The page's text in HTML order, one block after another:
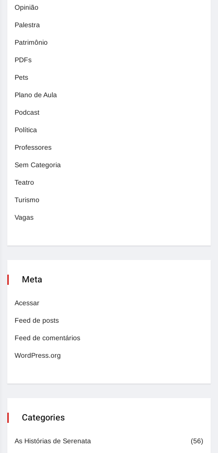
Opinião
Palestra
Patrimônio
PDFs
Pets
Plano de Aula
Podcast
Política
Professores
Sem Categoria
Teatro
Turismo
Vagas
Meta
Acessar
Feed de posts
Feed de comentários
WordPress.org
Categories
As Histórias de Serenata (56)